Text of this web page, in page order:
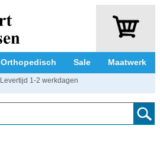
Orthopedisch Sale Maatwerk
Levertijd 1-2 werkdagen